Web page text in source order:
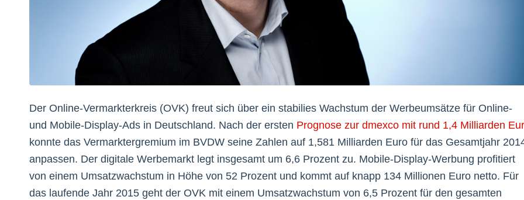
Der Online-Vermarkterkreis (OVK) freut sich über ein stabilies Wachstum der Werbeumsätze für Online-
und Mobile-Display-Ads in Deutschland. Nach der ersten Prognose zur dmexco mit rund 1,4 Milliarden
konnte das Vermarktergremium im BVDW seine Zahlen auf 1,581 Milliarden Euro für das Gesamtjahr
anpassen. Der digitale Werbemarkt legt insgesamt um 6,6 Prozent zu. Mobile-Display-Werbung profitiert
von einem Umsatzwachstum in Höhe von 52 Prozent und kommt auf knapp 134 Millionen Euro netto. Für
das laufende Jahr 2015 geht der OVK mit einem Umsatzwachstum von 6,5 Prozent für den gesamten